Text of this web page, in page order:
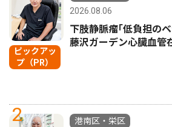
ピックアッ
プ（PR）
2026.08.06
下肢静脈瘤｢低負担の
藤沢ガーデン心臓血管
2
港南区・栄区